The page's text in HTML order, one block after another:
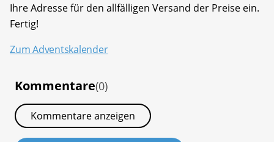
Ihre Adresse für den allfälligen Versand der Preise ein.
Fertig!
Zum Adventskalender
Kommentare(0)
Kommentare anzeigen